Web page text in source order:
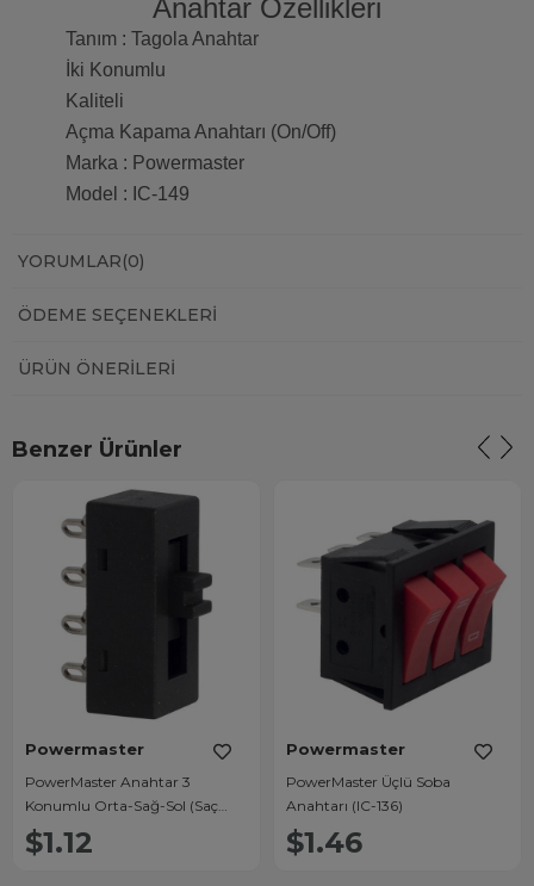
Anahtar Özellikleri
Tanım : Tagola Anahtar
İki Konumlu
Kaliteli
Açma Kapama Anahtarı (On/Off)
Marka : Powermaster
Model : IC-149
YORUMLAR(0)
ÖDEME SEÇENEKLERI
ÜRÜN ÖNERILERI
Benzer Ürünler
Powermaster
PowerMaster Anahtar 3
Konumlu Orta-Sağ-Sol (Saç
Kurutma Anahtarı) IC-211
$1.12
Powermaster
PowerMaster Üçlü Soba
Anahtarı (IC-136)
$1.46